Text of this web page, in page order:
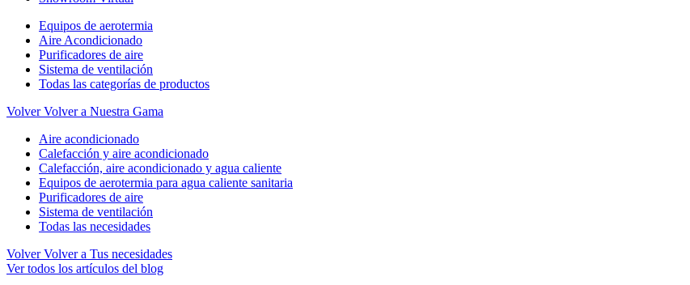
Equipos de aerotermia
Aire Acondicionado
Purificadores de aire
Sistema de ventilación
Todas las categorías de productos
Volver Volver a Nuestra Gama
Aire acondicionado
Calefacción y aire acondicionado
Calefacción, aire acondicionado y agua caliente
Equipos de aerotermia para agua caliente sanitaria
Purificadores de aire
Sistema de ventilación
Todas las necesidades
Volver Volver a Tus necesidades
Ver todos los artículos del blog